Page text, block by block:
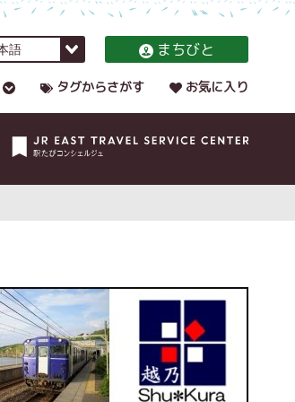
まちびと
タグからさがす お気に入り